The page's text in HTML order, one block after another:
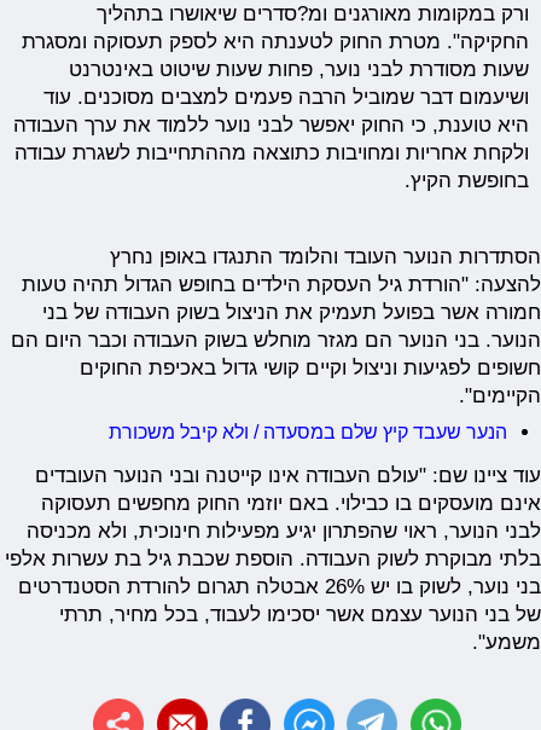
ורק במקומות מאורגנים ומ?סדרים שיאושרו בתהליך
החקיקה". מטרת החוק לטענתה היא לספק תעסוקה ומסגרת
שעות מסודרת לבני נוער, פחות שעות שיטוט באינטרנט
ושיעמום דבר שמוביל הרבה פעמים למצבים מסוכנים. עוד
היא טוענת, כי החוק יאפשר לבני נוער ללמוד את ערך העבודה
ולקחת אחריות ומחויבות כתוצאה מההתחייבות לשגרת עבודה
בחופשת הקיץ.
הסתדרות הנוער העובד והלומד התנגדו באופן נחרץ
להצעה: "הורדת גיל העסקת הילדים בחופש הגדול תהיה טעות
חמורה אשר בפועל תעמיק את הניצול בשוק העבודה של בני
הנוער. בני הנוער הם מגזר מוחלש בשוק העבודה וכבר היום הם
חשופים לפגיעות וניצול וקיים קושי גדול באכיפת החוקים
הקיימים".
הנער שעבד קיץ שלם במסעדה / ולא קיבל משכורת
עוד ציינו שם: "עולם העבודה אינו קייטנה ובני הנוער העובדים
אינם מועסקים בו כבילוי. באם יוזמי החוק מחפשים תעסוקה
לבני הנוער, ראוי שהפתרון יגיע מפעילות חינוכית, ולא מכניסה
בלתי מבוקרת לשוק העבודה. הוספת שכבת גיל בת עשרות אלפי
בני נוער, לשוק בו יש 26% אבטלה תגרום להורדת הסטנדרטים
של בני הנוער עצמם אשר יסכימו לעבוד, בכל מחיר, תרתי
משמע".